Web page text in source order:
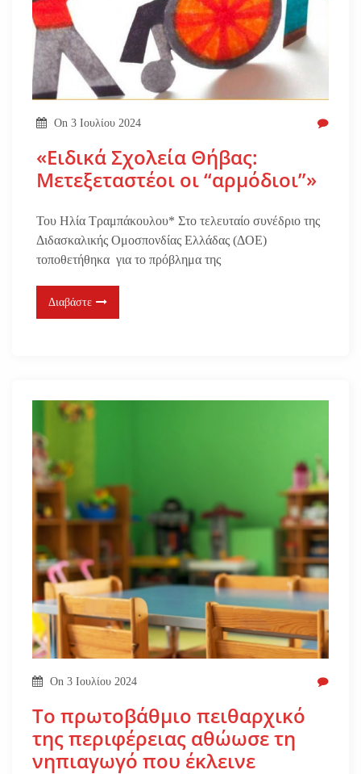
On 3 Ιουλίου 2024
«Ειδικά Σχολεία Θήβας:
Μετεξεταστέοι οι “αρμόδιοι”»
Του Ηλία Τραμπάκουλου* Στο τελευταίο συνέδριο της
Διδασκαλικής Ομοσπονδίας Ελλάδας (ΔΟΕ)
τοποθετήθηκα για το πρόβλημα της
Διαβάστε
On 3 Ιουλίου 2024
Το πρωτοβάθμιο πειθαρχικό
της περιφέρειας αθώωσε τη
νηπιαγωγό που έκλεινε